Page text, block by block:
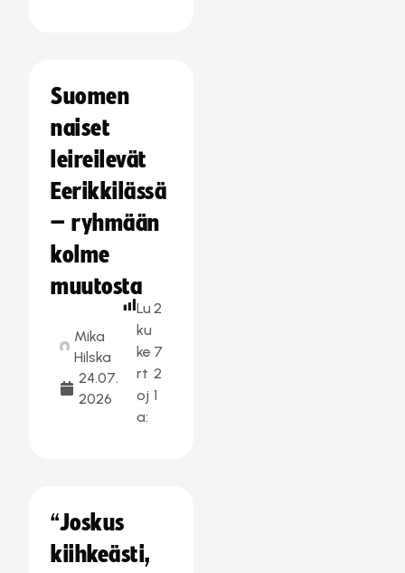
Suomen
naiset
leireilevät
Eerikkilässä
– ryhmään
kolme
muutosta
Mika
Hilska
24.07.
2026
Lu
ku
ke
rt
oj
a:
2
7
2
1
“Joskus
kiihkeästi,